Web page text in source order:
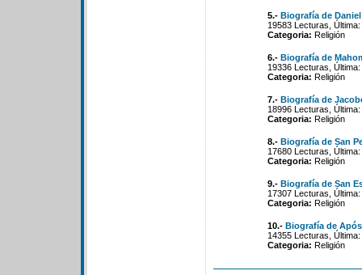
5.- Biografía de Daniel
19583 Lecturas,
Categoria: Religión
6.- Biografía de
19336 Lecturas,
Categoria: Religión
7.- Biografía de
18996 Lecturas,
Categoria: Religión
8.- Biografía de San
17680 Lecturas,
Categoria: Religión
9.- Biografía de San
17307 Lecturas,
Categoria: Religión
10.- Biografía de
14355 Lecturas,
Categoria: Religión